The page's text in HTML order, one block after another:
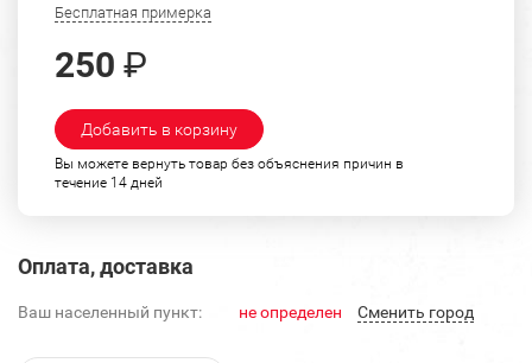
Бесплатная примерка
250 ₽
Добавить в корзину
Вы можете вернуть товар без объяснения причин в
течение 14 дней
Оплата, доставка
Ваш населенный пункт: не определен Cменить город